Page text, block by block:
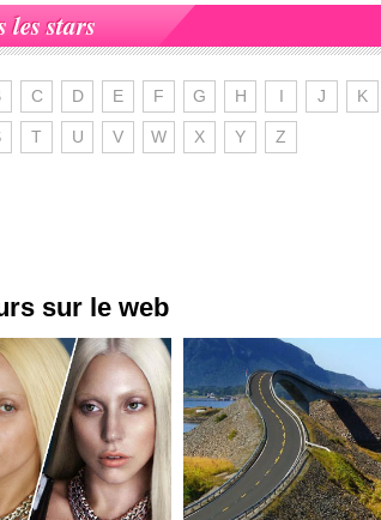
les stars
C D E F G H I J K
T U V W X Y Z
sur le web